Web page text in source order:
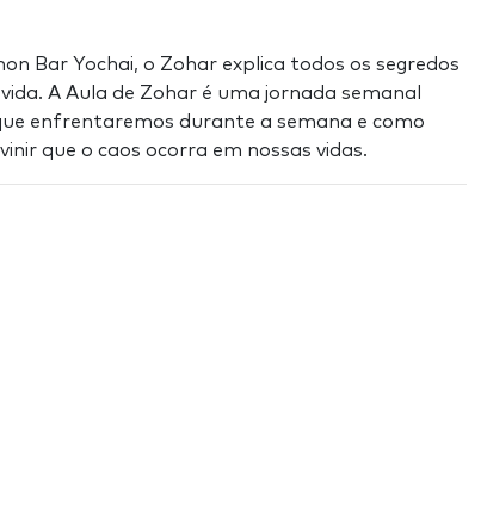
Bar Yochai, o Zohar explica todos os segredos
A Aula de Zohar é uma jornada semanal
enfrentaremos durante a semana e como
que o caos ocorra em nossas vidas.